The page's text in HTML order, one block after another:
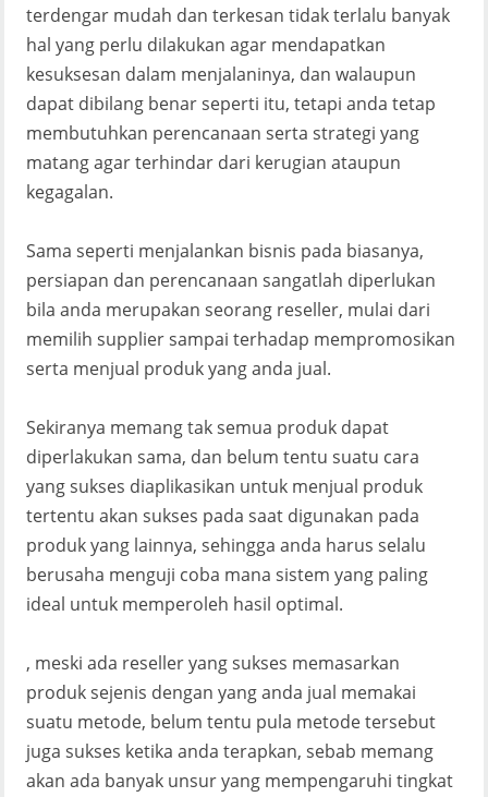
terdengar mudah dan terkesan tidak terlalu banyak
hal yang perlu dilakukan agar mendapatkan
kesuksesan dalam menjalaninya, dan walaupun
dapat dibilang benar seperti itu, tetapi anda tetap
membutuhkan perencanaan serta strategi yang
matang agar terhindar dari kerugian ataupun
kegagalan.
Sama seperti menjalankan bisnis pada biasanya,
persiapan dan perencanaan sangatlah diperlukan
bila anda merupakan seorang reseller, mulai dari
memilih supplier sampai terhadap mempromosikan
serta menjual produk yang anda jual.
Sekiranya memang tak semua produk dapat
diperlakukan sama, dan belum tentu suatu cara
yang sukses diaplikasikan untuk menjual produk
tertentu akan sukses pada saat digunakan pada
produk yang lainnya, sehingga anda harus selalu
berusaha menguji coba mana sistem yang paling
ideal untuk memperoleh hasil optimal.
, meski ada reseller yang sukses memasarkan
produk sejenis dengan yang anda jual memakai
suatu metode, belum tentu pula metode tersebut
juga sukses ketika anda terapkan, sebab memang
akan ada banyak unsur yang mempengaruhi tingkat